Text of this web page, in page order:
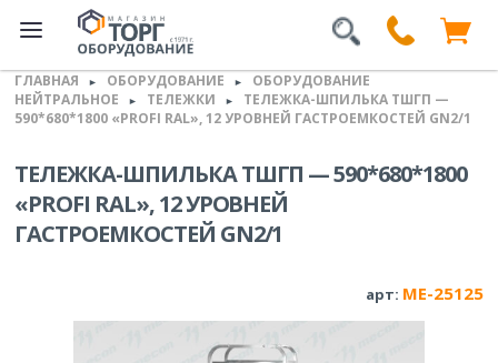
ГЛАВНАЯ ► ОБОРУДОВАНИЕ ►
ОБОРУДОВАНИЕ
НЕЙТРАЛЬНОЕ
► ТЕЛЕЖКИ ►
ТЕЛЕЖКА-ШПИЛЬКА ТШГП —
590*680*1800 «PROFI RAL», 12 УРОВНЕЙ ГАСТРОЕМКОСТЕЙ GN2/1
ТЕЛЕЖКА-ШПИЛЬКА ТШГП — 590*680*1800
«PROFI RAL», 12 УРОВНЕЙ
ГАСТРОЕМКОСТЕЙ GN2/1
арт: ME-25125